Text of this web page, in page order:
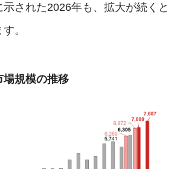
された2026年も、拡大が続くと
。
場規模の推移